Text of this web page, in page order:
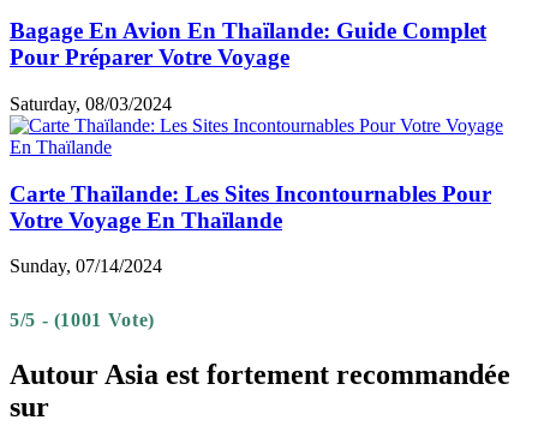
Bagage En Avion En Thaïlande: Guide Complet
Pour Préparer Votre Voyage
Saturday, 08/03/2024
Carte Thaïlande: Les Sites Incontournables Pour
Votre Voyage En Thaïlande
Sunday, 07/14/2024
5/5 - (1001 Vote)
Autour Asia est fortement recommandée
sur